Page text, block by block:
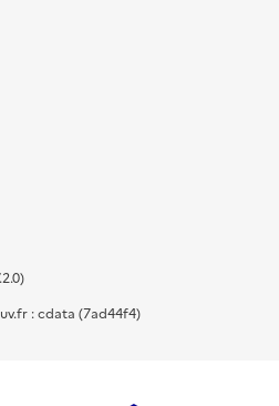
: cdata (7ad44f4)